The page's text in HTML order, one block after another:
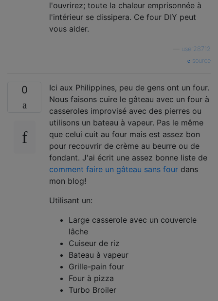
l'ouvrirez; toute la chaleur emprisonnée à
l'intérieur se dissipera. Ce four DIY peut
vous aider.
user28712
source
0
Ici aux Philippines, peu de gens ont un four.
Nous faisons cuire le gâteau avec un four à
casseroles improvisé avec des pierres ou
utilisons un bateau à vapeur. Pas le même
que celui cuit au four mais est assez bon
pour recouvrir de crème au beurre ou de
fondant. J'ai écrit une assez bonne liste de
comment faire un gâteau sans four dans
mon blog!
Utilisant un:
Large casserole avec un couvercle
lâche
Cuiseur de riz
Bateau à vapeur
Grille-pain four
Four à pizza
Turbo Broiler